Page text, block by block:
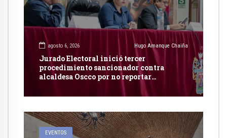
agosto 6, 2026 Hugo Amanque Chaiña
Jurado Electoral inició tercer
procedimiento sancionador contra
alcaldesa Oscco por no reportar
EVENTOS